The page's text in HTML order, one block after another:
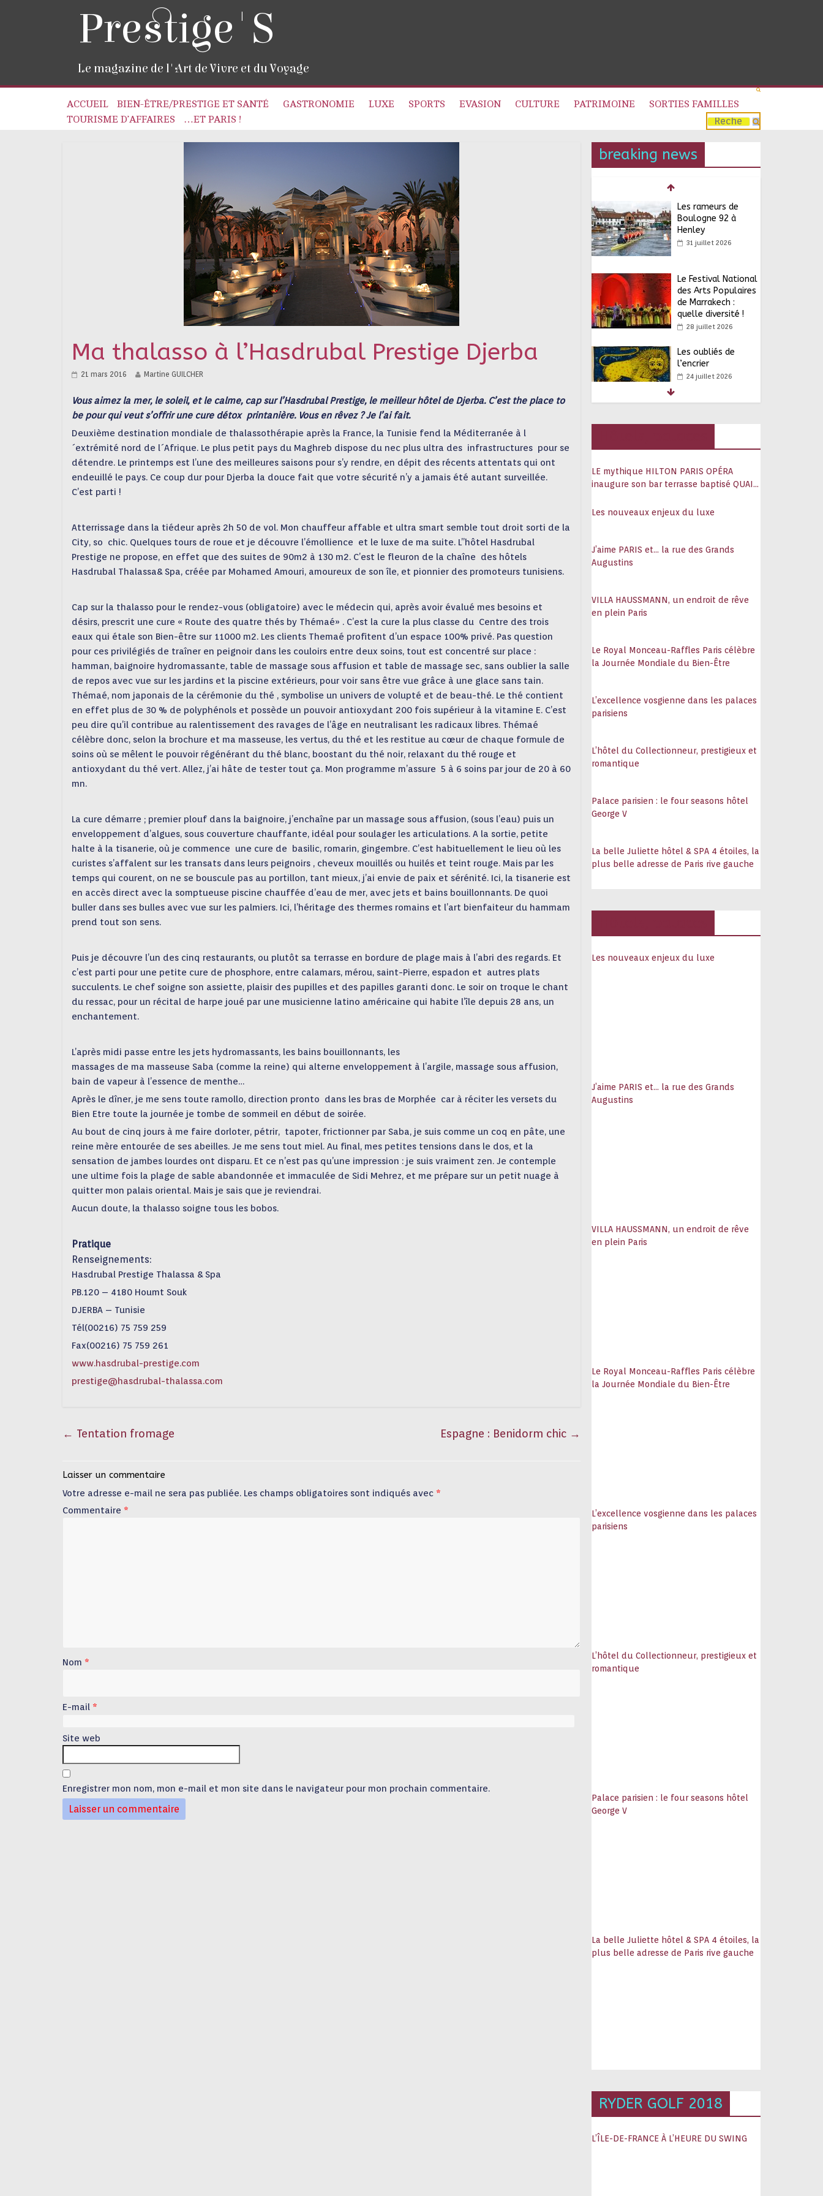
Prestige'S
Le magazine de l'Art de Vivre et du Voyage
ACCUEIL BIEN-ÊTRE/PRESTIGE ET SANTÉ GASTRONOMIE LUXE SPORTS EVASION CULTURE PATRIMOINE
SORTIES FAMILLES
TOURISME D’AFFAIRES
…ET PARIS !
Ma thalasso à l’Hasdrubal Prestige Djerba
21 mars 2016 Martine GUILCHER
Vous aimez la mer, le soleil, et le calme, cap sur l’Hasdrubal Prestige, le meilleur hôtel de Djerba. C’est the place to
be pour qui veut s’offrir une cure détox printanière. Vous en rêvez ? Je l’ai fait.
Deuxième destination mondiale de thalassothérapie après la France, la Tunisie fend la Méditerranée à l
´extrémité nord de l´Afrique. Le plus petit pays du Maghreb dispose du nec plus ultra des infrastructures pour se
détendre. Le printemps est l’une des meilleures saisons pour s’y rendre, en dépit des récents attentats qui ont
endeuillé le pays. Ce coup dur pour Djerba la douce fait que votre sécurité n’y a jamais été autant surveillée.
C’est parti !
Atterrissage dans la tiédeur après 2h 50 de vol. Mon chauffeur affable et ultra smart semble tout droit sorti de la
City, so chic. Quelques tours de roue et je découvre l’émollience et le luxe de ma suite. L’’hôtel Hasdrubal
Prestige ne propose, en effet que des suites de 90m2 à 130 m2. C’est le fleuron de la chaîne des hôtels
Hasdrubal Thalassa& Spa, créée par Mohamed Amouri, amoureux de son île, et pionnier des promoteurs tunisiens.
Cap sur la thalasso pour le rendez-vous (obligatoire) avec le médecin qui, après avoir évalué mes besoins et
désirs, prescrit une cure « Route des quatre thés by Thémaé» . C’est la cure la plus classe du Centre des trois
eaux qui étale son Bien-être sur 11000 m2. Les clients Themaé profitent d’un espace 100% privé. Pas question
pour ces privilégiés de traîner en peignoir dans les couloirs entre deux soins, tout est concentré sur place :
hamman, baignoire hydromassante, table de massage sous affusion et table de massage sec, sans oublier la salle
de repos avec vue sur les jardins et la piscine extérieurs, pour voir sans être vue grâce à une glace sans tain.
Thémaé, nom japonais de la cérémonie du thé , symbolise un univers de volupté et de beau-thé. Le thé contient
en effet plus de 30 % de polyphénols et possède un pouvoir antioxydant 200 fois supérieur à la vitamine E. C’est
peu dire qu’il contribue au ralentissement des ravages de l’âge en neutralisant les radicaux libres. Thémaé
célèbre donc, selon la brochure et ma masseuse, les vertus, du thé et les restitue au cœur de chaque formule de
soins où se mêlent le pouvoir régénérant du thé blanc, boostant du thé noir, relaxant du thé rouge et
antioxydant du thé vert. Allez, j’ai hâte de tester tout ça. Mon programme m’assure 5 à 6 soins par jour de 20 à 60
mn.
La cure démarre ; premier plouf dans la baignoire, j’enchaîne par un massage sous affusion, (sous l’eau) puis un
enveloppement d’algues, sous couverture chauffante, idéal pour soulager les articulations. A la sortie, petite
halte à la tisanerie, où je commence une cure de basilic, romarin, gingembre. C’est habituellement le lieu où les
curistes s’affalent sur les transats dans leurs peignoirs , cheveux mouillés ou huilés et teint rouge. Mais par les
temps qui courent, on ne se bouscule pas au portillon, tant mieux, j’ai envie de paix et sérénité. Ici, la tisanerie est
en accès direct avec la somptueuse piscine chauffée d’eau de mer, avec jets et bains bouillonnants. De quoi
buller dans ses bulles avec vue sur les palmiers. Ici, l’héritage des thermes romains et l’art bienfaiteur du hammam
prend tout son sens.
Puis je découvre l’un des cinq restaurants, ou plutôt sa terrasse en bordure de plage mais à l’abri des regards. Et
c’est parti pour une petite cure de phosphore, entre calamars, mérou, saint-Pierre, espadon et autres plats
succulents. Le chef soigne son assiette, plaisir des pupilles et des papilles garanti donc. Le soir on troque le chant
du ressac, pour un récital de harpe joué par une musicienne latino américaine qui habite l’île depuis 28 ans, un
enchantement.
L’après midi passe entre les jets hydromassants, les bains bouillonnants, les
massages de ma masseuse Saba (comme la reine) qui alterne enveloppement à l’argile, massage sous affusion,
bain de vapeur à l’essence de menthe…
Après le dîner, je me sens toute ramollo, direction pronto dans les bras de Morphée car à réciter les versets du
Bien Etre toute la journée je tombe de sommeil en début de soirée.
Au bout de cinq jours à me faire dorloter, pétrir, tapoter, frictionner par Saba, je suis comme un coq en pâte, une
reine mère entourée de ses abeilles. Je me sens tout miel. Au final, mes petites tensions dans le dos, et la
sensation de jambes lourdes ont disparu. Et ce n’est pas qu’une impression : je suis vraiment zen. Je contemple
une ultime fois la plage de sable abandonnée et immaculée de Sidi Mehrez, et me prépare sur un petit nuage à
quitter mon palais oriental. Mais je sais que je reviendrai.
Aucun doute, la thalasso soigne tous les bobos.
Pratique
Renseignements:
Hasdrubal Prestige Thalassa & Spa
PB.120 – 4180 Houmt Souk
DJERBA – Tunisie
Tél(00216) 75 759 259
Fax(00216) 75 759 261
www.hasdrubal-prestige.com
prestige@hasdrubal-thalassa.com
← Tentation fromage Espagne : Benidorm chic →
Laisser un commentaire
Votre adresse e-mail ne sera pas publiée. Les champs obligatoires sont indiqués avec *
Commentaire *
Nom *
E-mail *
Site web
Enregistrer mon nom, mon e-mail et mon site dans le navigateur pour mon prochain commentaire.
breaking news
Les rameurs de
Boulogne 92 à
Henley
31 juillet 2026
Le Festival National
des Arts Populaires
de Marrakech :
quelle diversité !
28 juillet 2026
Les oubliés de
l’encrier
24 juillet 2026
Lee Miller, mille vies
ovation pour
Didier Deschamps : ce que je sais de lui
14 juillet 2026
7 juillet 2026
de golf : historique
architectures iconoclastes
16 juin 2026
luxe et volupté
LE mythique HILTON PARIS OPÉRA
inaugure son bar terrasse baptisé QUAI
Les nouveaux enjeux du luxe
J’aime PARIS et… la rue des Grands
Augustins
VILLA HAUSSMANN, un endroit de rêve
en plein Paris
Le Royal Monceau-Raffles Paris célèbre
la Journée Mondiale du Bien-Être
L’excellence vosgienne dans les palaces
parisiens
L’hôtel du Collectionneur, prestigieux et
romantique
Palace parisien : le four seasons hôtel
George V
La belle Juliette hôtel & SPA 4 étoiles, la
plus belle adresse de Paris rive gauche
Les nouveaux enjeux du luxe
J’aime PARIS et… la rue des Grands
Augustins
VILLA HAUSSMANN, un endroit de rêve
en plein Paris
Le Royal Monceau-Raffles Paris célèbre
la Journée Mondiale du Bien-Être
L’excellence vosgienne dans les palaces
parisiens
L’hôtel du Collectionneur, prestigieux et
romantique
Palace parisien : le four seasons hôtel
George V
La belle Juliette hôtel & SPA 4 étoiles, la
plus belle adresse de Paris rive gauche
RYDER GOLF 2018
L’ÎLE-DE-FRANCE À L’HEURE DU SWING